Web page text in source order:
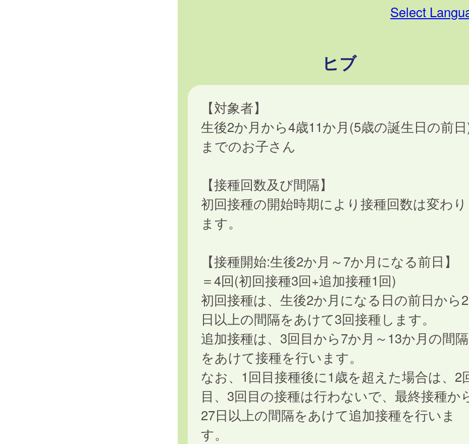
Select
ヒブ
【対象者】
生後2か月から4歳11か月(5歳の誕生日の前
までのお子さん
【接種回数及び間隔】
初回接種の開始時期により接種回数は変わり
ます。
【接種開始:生後2か月～7か月になる前日】
＝4回(初回接種3回+追加接種1回)
初回接種は、生後2か月になる日の前日から
日以上の間隔をあけて3回接種します。
追加接種は、3回目から7か月～13か月の間隔
をあけて接種を行います。
なお、1回目接種後に1歳を超えた場合は、2
目、3回目の接種は行わないで、最終接種か
27日以上の間隔をあけて追加接種を行いま
す。